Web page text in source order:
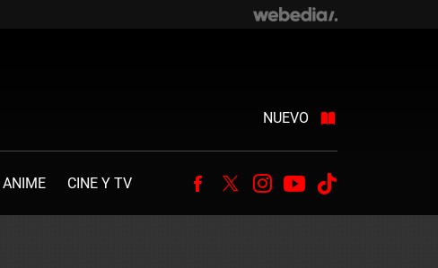
NUEVO
ANIME CINE Y TV Facebook
TwitterInstagram
Youtube